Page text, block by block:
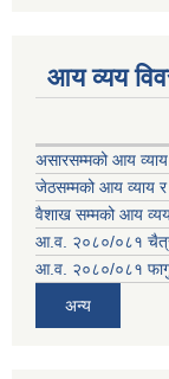
आय व्यय
असारसम्मको आय व्याय
जेठसम्मको आय व्याय र
वैशाख सम्मको आय व्यय
आ.व. २०८०/०८१ चैत्र
आ.व. २०८०/०८१ फागुन
अन्य